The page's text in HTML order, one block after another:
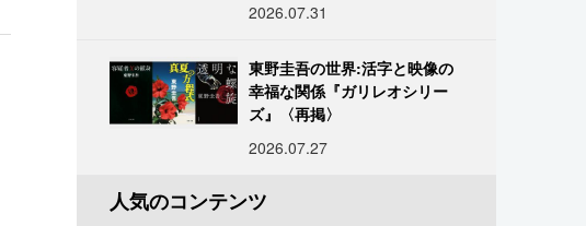
2026.07.31
東野圭吾の世界:活字と映像の
幸福な関係『ガリレオシリー
ズ』〈再掲〉
2026.07.27
人気のコンテンツ